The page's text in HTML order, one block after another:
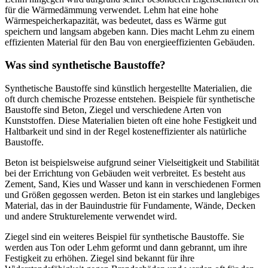
für die Wärmedämmung verwendet. Lehm hat eine hohe
Wärmespeicherkapazität, was bedeutet, dass es Wärme gut
speichern und langsam abgeben kann. Dies macht Lehm zu einem
effizienten Material für den Bau von energieeffizienten Gebäuden.
Was sind synthetische Baustoffe?
Synthetische Baustoffe sind künstlich hergestellte Materialien, die
oft durch chemische Prozesse entstehen. Beispiele für synthetische
Baustoffe sind Beton, Ziegel und verschiedene Arten von
Kunststoffen. Diese Materialien bieten oft eine hohe Festigkeit und
Haltbarkeit und sind in der Regel kosteneffizienter als natürliche
Baustoffe.
Beton ist beispielsweise aufgrund seiner Vielseitigkeit und Stabilität
bei der Errichtung von Gebäuden weit verbreitet. Es besteht aus
Zement, Sand, Kies und Wasser und kann in verschiedenen Formen
und Größen gegossen werden. Beton ist ein starkes und langlebiges
Material, das in der Bauindustrie für Fundamente, Wände, Decken
und andere Strukturelemente verwendet wird.
Ziegel sind ein weiteres Beispiel für synthetische Baustoffe. Sie
werden aus Ton oder Lehm geformt und dann gebrannt, um ihre
Festigkeit zu erhöhen. Ziegel sind bekannt für ihre